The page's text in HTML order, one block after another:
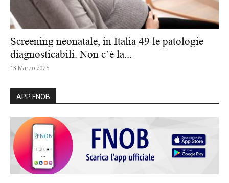
Screening neonatale, in Italia 49 le patologie
diagnosticabili. Non c’è la...
13 Marzo 2025
APP FNOB